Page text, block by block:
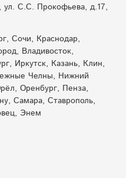
ул. С.С. Прокофьева, д.17,
Сочи, Краснодар,
Владивосток,
Иркутск, Казань, Клин,
Челны, Нижний
Оренбург, Пенза,
Самара, Ставрополь,
Энем